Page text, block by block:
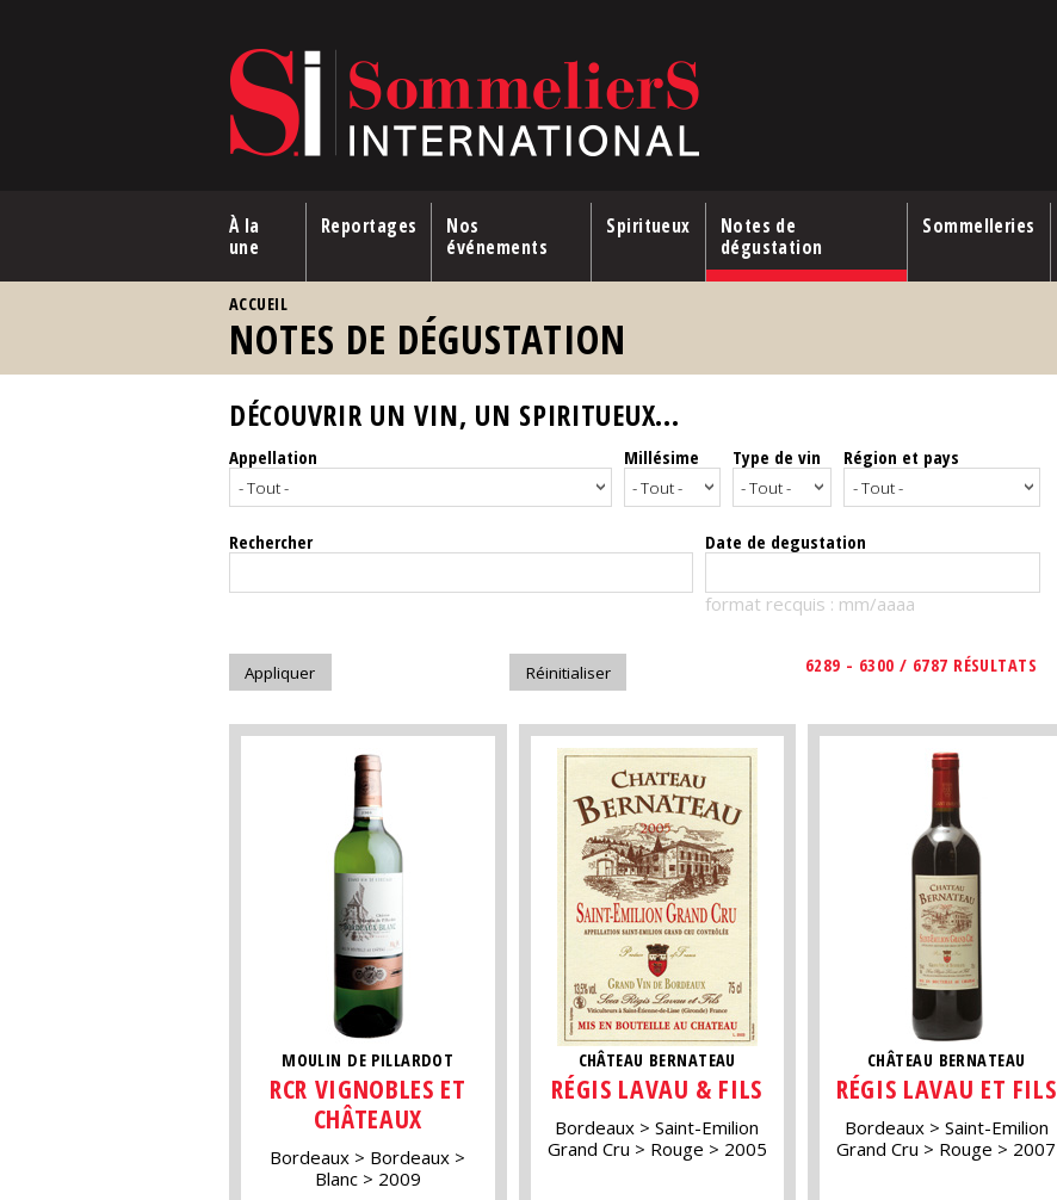
À la
une
Reportages
Nos
événements
Spiritueux
Notes de
dégustation
Sommelleries
ACCUEIL
NOTES DE DÉGUSTATION
DÉCOUVRIR UN VIN, UN SPIRITUEUX...
Appellation Millésime Type de vin Région et pays
Rechercher Date de degustation
format recquis : mm/aaaa
6289 - 6300 / 6787 RÉSULTATS
MOULIN DE PILLARDOT
RCR VIGNOBLES ET
CHÂTEAUX
Bordeaux
Bordeaux
Blanc
2009
CHÂTEAU BERNATEAU
RÉGIS LAVAU & FILS
Bordeaux
Saint-Emilion
Grand Cru
Rouge 2005
CHÂTEAU BERNATEAU
RÉGIS LAVAU ET FILS
Bordeaux
Saint-Emilion
Grand Cru
Rouge 2007